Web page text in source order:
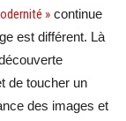
» continue
est différent. Là
de toucher un
des images et